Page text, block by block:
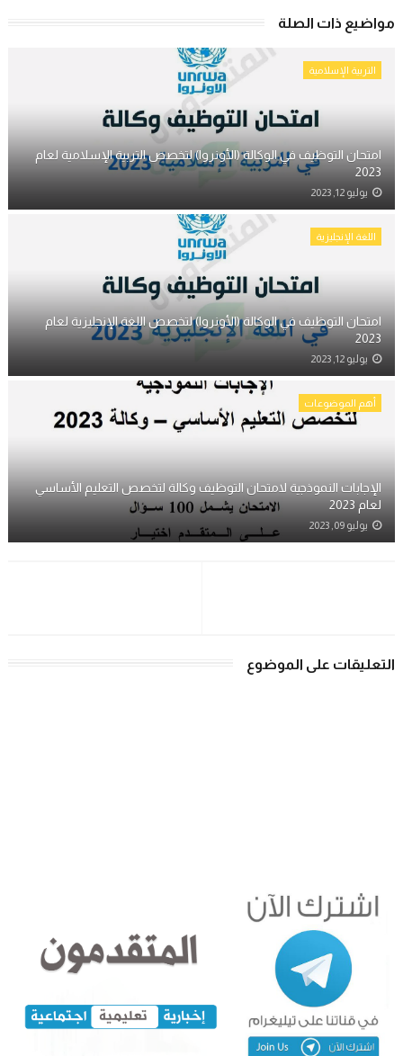
مواضيع ذات الصلة
التربية الإسلامية
امتحان التوظيف في الوكالة (الأونروا) لتخصص التربية الإسلامية لعام
2023
يوليو 12, 2023
اللغة الإنجليزية
امتحان التوظيف في الوكالة (الأونروا) لتخصص اللغة الإنجليزية لعام
2023
يوليو 12, 2023
أهم الموضوعات
الإجابات النموذجية لامتحان التوظيف وكالة لتخصص التعليم الأساسي
لعام 2023
يوليو 09, 2023
التعليقات على الموضوع